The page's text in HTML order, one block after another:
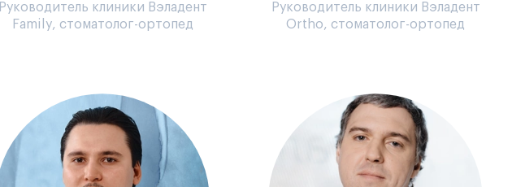
Руководитель клиники Вэладент
Family, стоматолог-ортопед
Руководитель клиники Вэладент
Ortho, стоматолог-ортопед